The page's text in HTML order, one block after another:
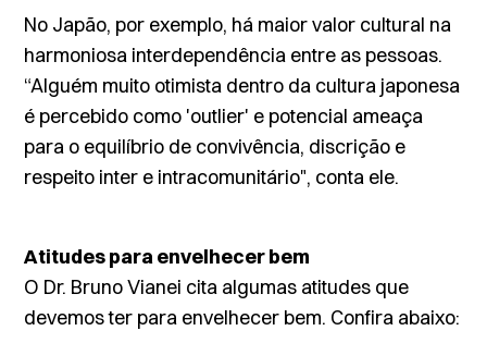
No Japão, por exemplo, há maior valor cultural na
harmoniosa interdependência entre as pessoas.
“Alguém muito otimista dentro da cultura japonesa
é percebido como 'outlier' e potencial ameaça
para o equilíbrio de convivência, discrição e
respeito inter e intracomunitário", conta ele.
Atitudes para envelhecer bem
O Dr. Bruno Vianei cita algumas atitudes que
devemos ter para envelhecer bem. Confira abaixo: